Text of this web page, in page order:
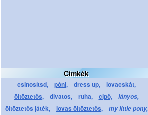
Címkék
csinosítsd, póni, dress up,
lovacskát,
öltöztetős,
divatos, ruha, cipő, lányos,
öltöztetős játék, lovas öltöztetős, my little pony,